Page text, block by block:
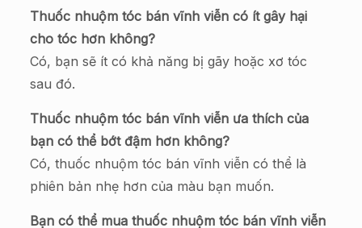
Thuốc nhuộm tóc bán vĩnh viễn có ít gây hại
cho tóc hơn không?
Có, bạn sẽ ít có khả năng bị gãy hoặc xơ tóc
sau đó.
Thuốc nhuộm tóc bán vĩnh viễn ưa thích của
bạn có thể bớt đậm hơn không?
Có, thuốc nhuộm tóc bán vĩnh viễn có thể là
phiên bản nhẹ hơn của màu bạn muốn.
Bạn có thể mua thuốc nhuộm tóc bán vĩnh viễn